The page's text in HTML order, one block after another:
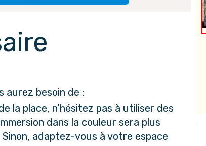
aurez besoin de :
la place, n’hésitez pas à utiliser des
dans la couleur sera plus
adaptez-vous à votre espace